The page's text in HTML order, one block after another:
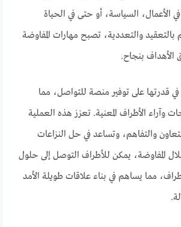
الأعمال، السياسة، أو حتى في الحياة
بالتعقيد والتعددية، تصبح مهارات المفاوضة
بنجاح.
في قدرتها على توفير منصة للتواصل، مما
وآراء الأطراف المعنية. تعزز هذه العملية
والتفاهم، وتساعد في حل النزاعات
المفاوضة، يمكن للأطراف التوصل إلى حلول
مما يساهم في بناء علاقات طويلة الأمد